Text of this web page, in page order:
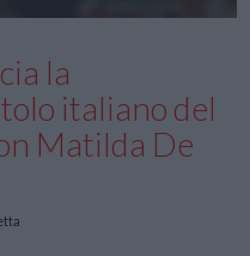
la
italiano del
Matilda De